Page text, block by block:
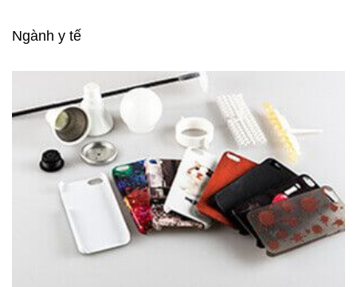
Ngành y tế